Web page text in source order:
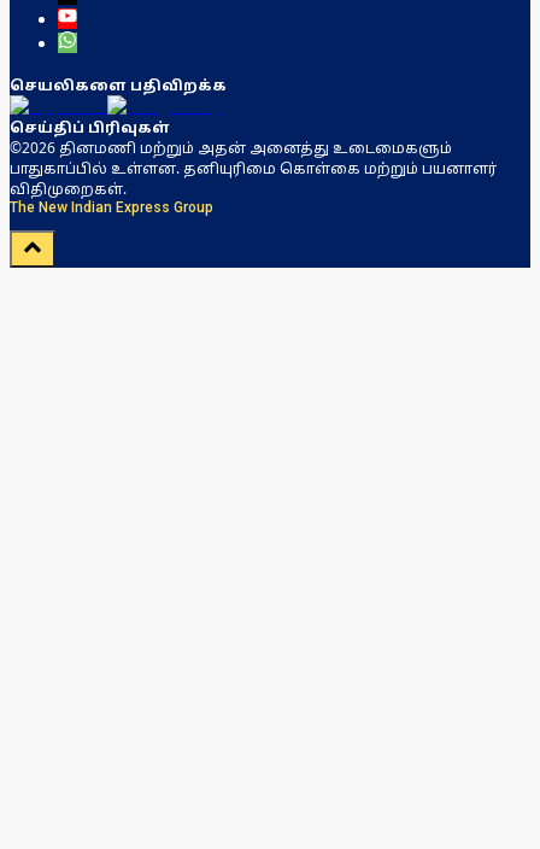
செயலிகளை பதிவிறக்க
செய்திப் பிரிவுகள்
©2026 தினமணி மற்றும் அதன் அனைத்து உடைமைகளும்
பாதுகாப்பில் உள்ளன. தனியுரிமை கொள்கை மற்றும் பயனாளர்
விதிமுறைகள்.
The New Indian Express Group